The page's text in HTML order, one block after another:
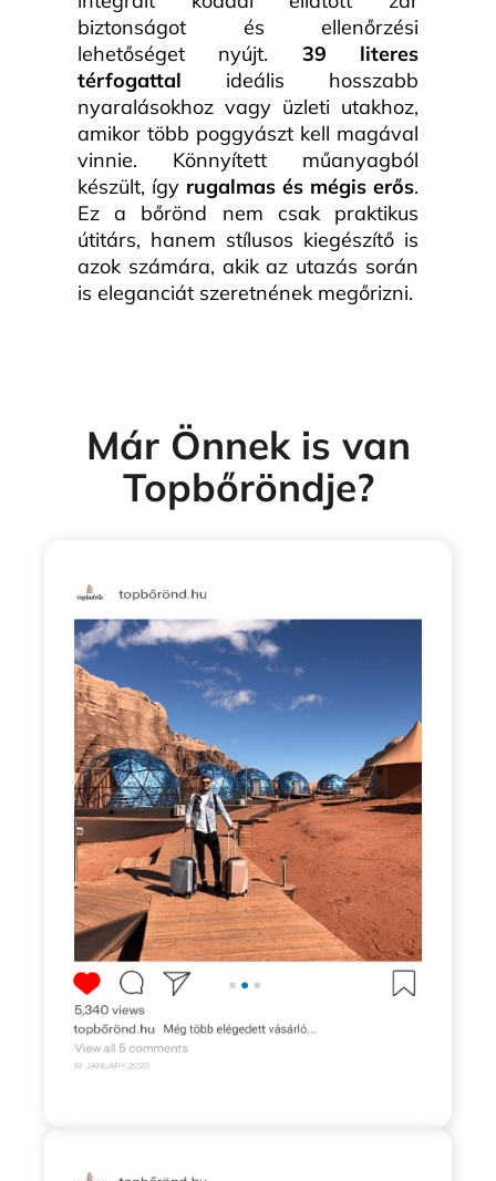
biztonságot és ellenőrzési
lehetőséget nyújt. 39 literes
térfogattal ideális hosszabb
nyaralásokhoz vagy üzleti utakhoz,
amikor több poggyászt kell magával
vinnie. Könnyített műanyagból
készült, így rugalmas és mégis erős.
Ez a bőrönd nem csak praktikus
útitárs, hanem stílusos kiegészítő is
azok számára, akik az utazás során
is eleganciát szeretnének megőrizni.
Már Önnek is van
Topbőröndje?